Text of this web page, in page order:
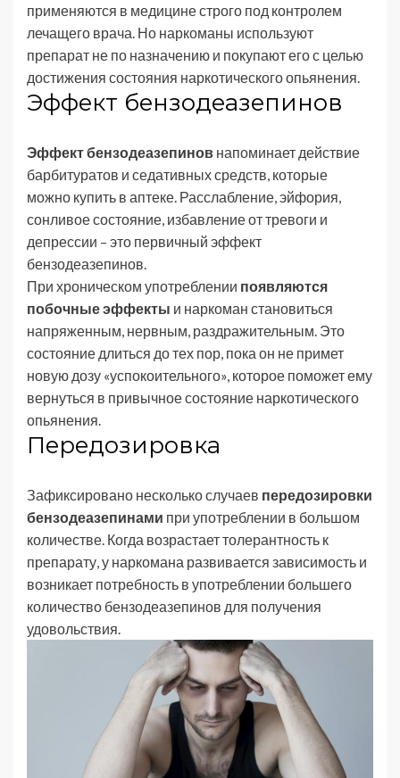
применяются в медицине строго под контролем
лечащего врача. Но наркоманы используют
препарат не по назначению и покупают его с целью
достижения состояния наркотического опьянения.
Эффект бензодеазепинов
Эффект бензодеазепинов напоминает действие
барбитуратов и седативных средств, которые
можно купить в аптеке. Расслабление, эйфория,
сонливое состояние, избавление от тревоги и
депрессии – это первичный эффект
бензодеазепинов.
При хроническом употреблении появляются
побочные эффекты и наркоман становиться
напряженным, нервным, раздражительным. Это
состояние длиться до тех пор, пока он не примет
новую дозу «успокоительного», которое поможет ему
вернуться в привычное состояние наркотического
опьянения.
Передозировка
Зафиксировано несколько случаев передозировки
бензодеазепинами при употреблении в большом
количестве. Когда возрастает толерантность к
препарату, у наркомана развивается зависимость и
возникает потребность в употреблении большего
количество бензодеазепинов для получения
удовольствия.